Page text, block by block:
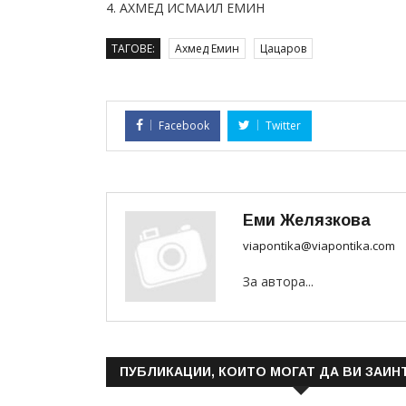
4. АХМЕД ИСМАИЛ ЕМИН
ТАГОВЕ: Ахмед Емин Цацаров
Facebook Twitter
Еми Желязкова
viapontika@viapontika.com
За автора...
ПУБЛИКАЦИИ, КОИТО МОГАТ ДА ВИ